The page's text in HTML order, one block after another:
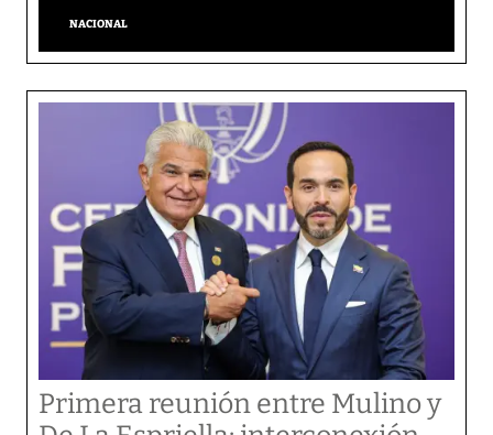
NACIONAL
Primera reunión entre Mulino y